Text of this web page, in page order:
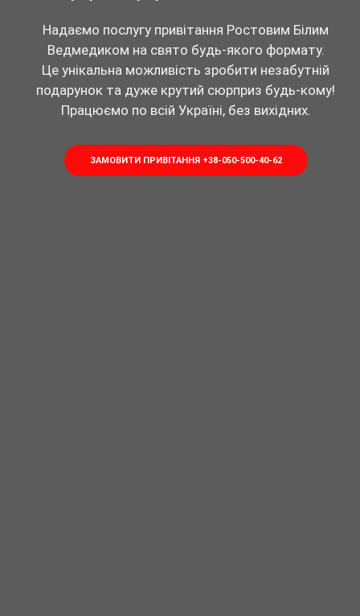
Надаємо послугу привітання Ростовим Білим
Ведмедиком на свято будь-якого формату.
Це унікальна можливість зробити незабутній
подарунок та дуже крутий сюрприз будь-кому!
Працюємо по всій Україні, без вихідних.
ЗАМОВИТИ ПРИВІТАННЯ +38-050-500-40-62